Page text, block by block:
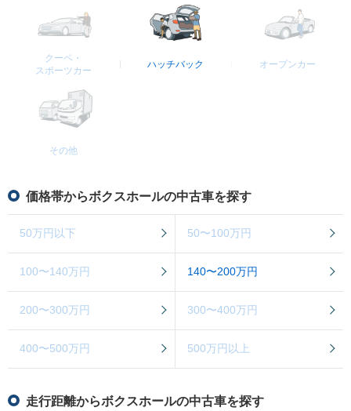
クーペ・
スポーツカー
ハッチバック オープンカー
その他
価格帯からボクスホールの中古車を探す
50万円以下 50〜100万円
100〜140万円 140〜200万円
200〜300万円 300〜400万円
400〜500万円 500万円以上
走行距離からボクスホールの中古車を探す